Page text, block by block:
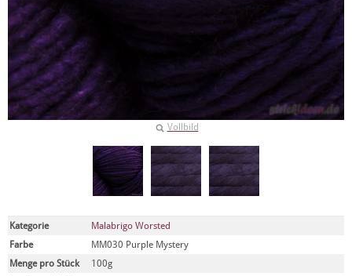
Vollbild
Kategorie
Malabrigo Worsted
Farbe
MM030 Purple Mystery
Menge pro Stück
100g